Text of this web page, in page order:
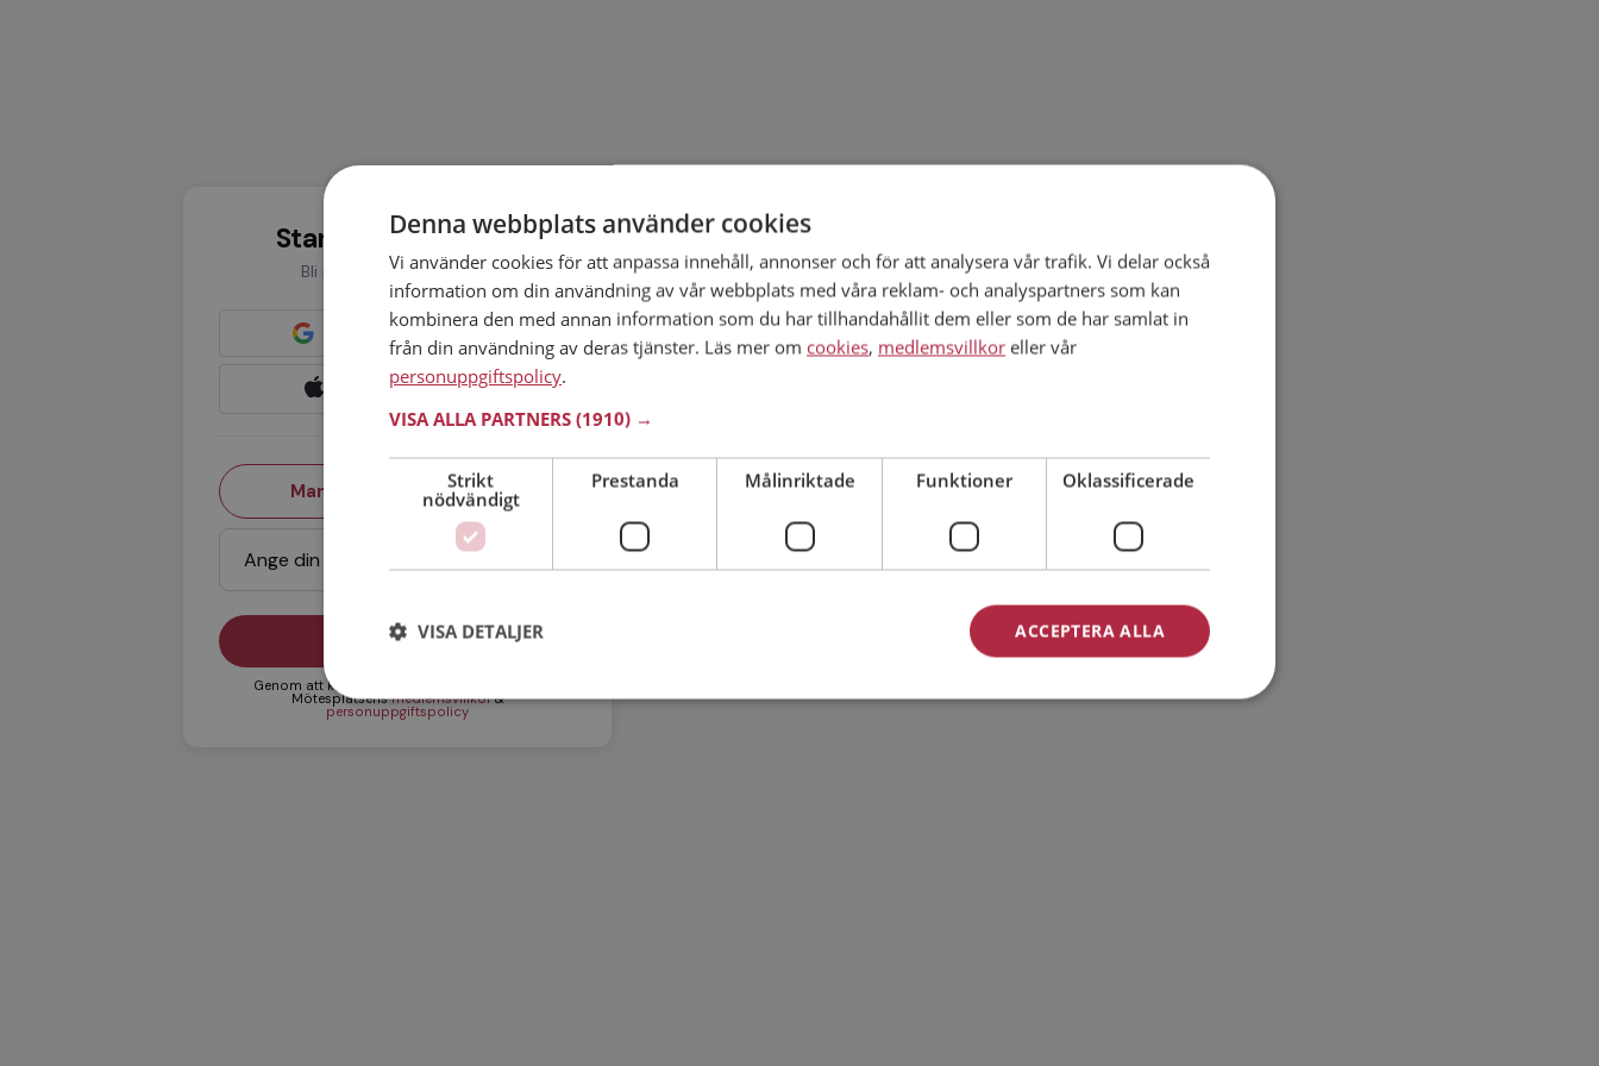
Starta din resa idag
Bli medlem utan kostnad
Fortsätt med Apple
Man Kvinna
Fortsätt
Genom att klicka på "Fortsätt" godkänner jag
Mötesplatsensmedlemsvillkor&
personuppgiftspolicy
Denna webbplats använder cookies
Vi använder cookies för att anpassa innehåll, annonser och för att analysera vår trafik. Vi delar också
information om din användning av vår webbplats med våra reklam- och analyspartners som kan
kombinera den med annan information som du har tillhandahållit dem eller som de har samlat in
från din användning av deras tjänster. Läs mer om cookies, medlemsvillkor eller vår
personuppgiftspolicy.
VISA ALLA PARTNERS (1910) →
Strikt
nödvändigt
Prestanda Målinriktade Funktioner Oklassificerade
ACCEPTERA ALLA
VISA DETALJER